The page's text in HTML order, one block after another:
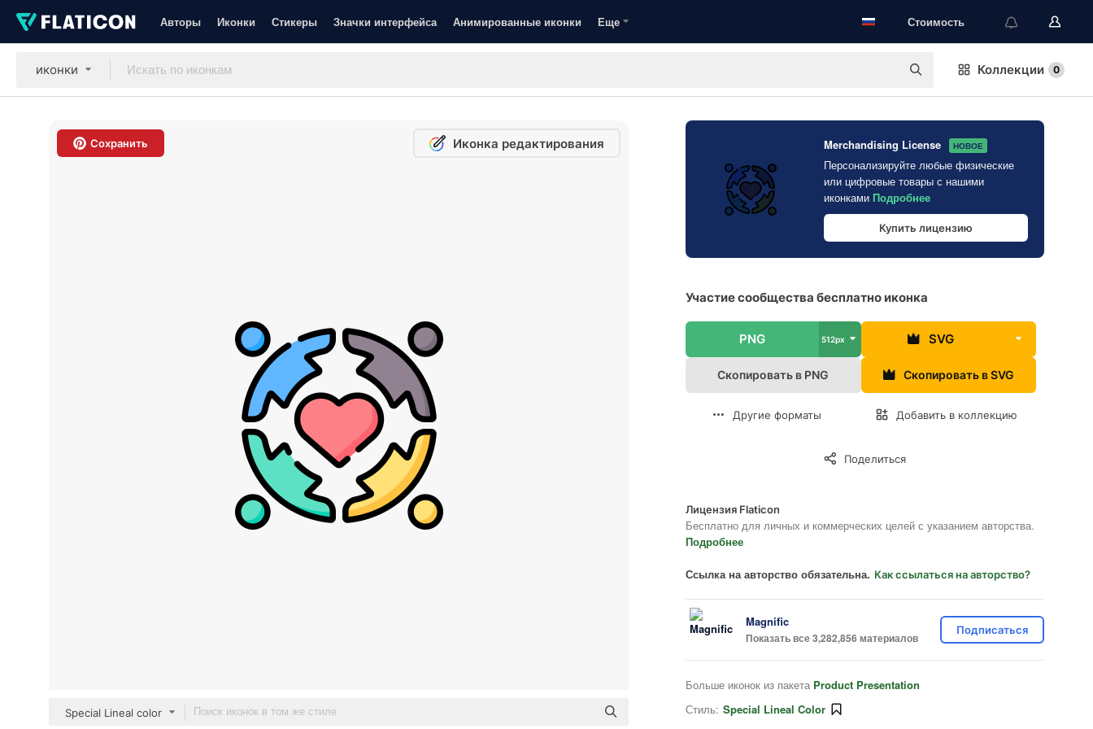
Авторы Иконки Стикеры Значки интерфейса Анимированные иконки Еще Стоимость
иконки Коллекции 0
Сохранить Иконка редактирования
Special Lineal color
Merchandising License НОВОЕ
Персонализируйте любые физические
или цифровые товары с нашими
иконками Подробнее
Купить лицензию
Участие сообщества бесплатно иконка
PNG 512px SVG
Скопировать в PNG Скопировать в SVG
Другие форматы Добавить в коллекцию
Поделиться
Лицензия Flaticon
Бесплатно для личных и коммерческих целей с указанием авторства.
Подробнее
Ссылка на авторство обязательна. Как ссылаться на авторство?
Magnific
Показать все 3,282,856 материалов
Подписаться
Больше иконок из пакета Product Presentation
Стиль: Special Lineal Color